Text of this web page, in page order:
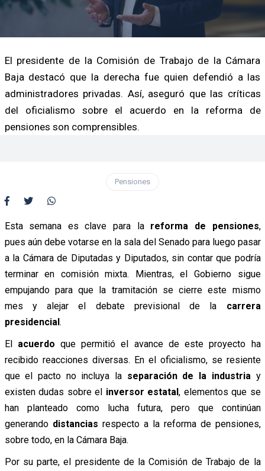
El presidente de la Comisión de Trabajo de la Cámara
Baja destacó que la derecha fue quien defendió a las
administradores privadas. Así, aseguró que las críticas
del oficialismo sobre el acuerdo en la reforma de
pensiones son comprensibles.
Pensiones
Esta semana es clave para la reforma de pensiones,
pues aún debe votarse en la sala del Senado para luego pasar
a la Cámara de Diputadas y Diputados, sin contar que podría
terminar en comisión mixta. Mientras, el Gobierno sigue
empujando para que la tramitación se cierre este mismo
mes y alejar el debate previsional de la carrera
presidencial.
El acuerdo que permitió el avance de este proyecto ha
recibido reacciones diversas. En el oficialismo, se resiente
que el pacto no incluya la separación de la industria y
existen dudas sobre el inversor estatal, elementos que se
han planteado como lucha futura, pero que continúan
generando distancias respecto a la reforma de pensiones,
sobre todo, en la Cámara Baja.
Por su parte, el presidente de la Comisión de Trabajo de la